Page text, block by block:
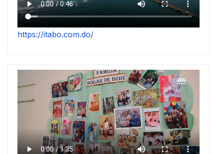
https://itabo.com.do/